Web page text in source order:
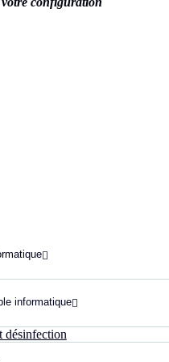

informatique
désinfection